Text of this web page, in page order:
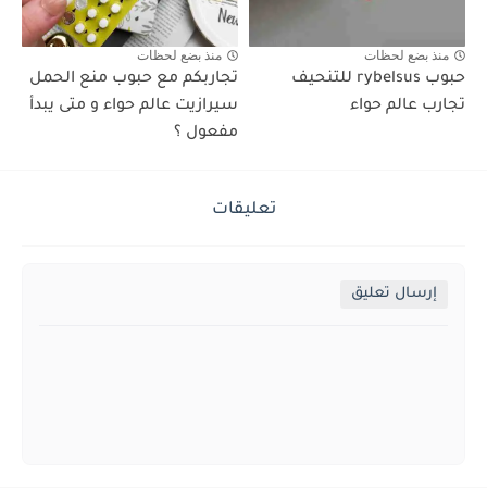
منذ بضع لحظات
حبوب rybelsus للتنحيف
تجارب عالم حواء
منذ بضع لحظات
تجاربكم مع حبوب منع الحمل
سيرازيت عالم حواء و متى يبدأ
مفعول ؟
تعليقات
إرسال تعليق